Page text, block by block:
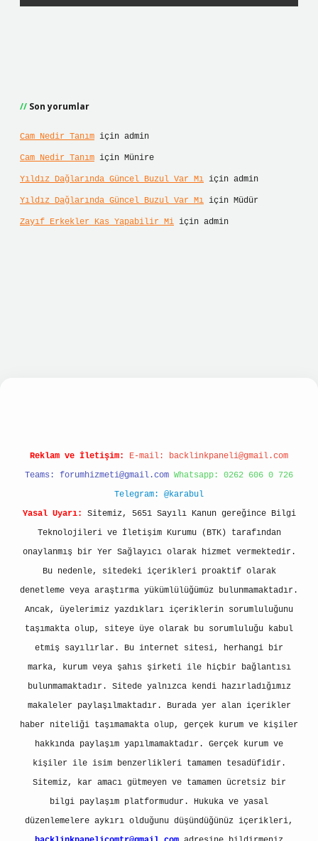
Son yorumlar
Cam Nedir Tanım için admin
Cam Nedir Tanım için Münire
Yıldız Dağlarında Güncel Buzul Var Mı için admin
Yıldız Dağlarında Güncel Buzul Var Mı için Müdür
Zayıf Erkekler Kas Yapabilir Mi için admin
Reklam ve İletişim: E-mail: backlinkpaneli@gmail.com
Teams: forumhizmeti@gmail.com Whatsapp: 0262 606 0 726
Telegram: @karabul
Yasal Uyarı:
Sitemiz, 5651 Sayılı Kanun gereğince Bilgi
Teknolojileri ve İletişim Kurumu (BTK) tarafından
onaylanmış bir Yer Sağlayıcı olarak hizmet vermektedir.
Bu nedenle, sitedeki içerikleri proaktif olarak
denetleme veya araştırma yükümlülüğümüz bulunmamaktadır.
Ancak, üyelerimiz yazdıkları içeriklerin sorumluluğunu
taşımakta olup, siteye üye olarak bu sorumluluğu kabul
etmiş sayılırlar. Bu internet sitesi, herhangi bir
marka, kurum veya şahıs şirketi ile hiçbir bağlantısı
bulunmamaktadır. Sitede yalnızca kendi hazırladığımız
makaleler paylaşılmaktadır. Burada yer alan içerikler
haber niteliği taşımamakta olup, gerçek kurum ve kişiler
hakkında paylaşım yapılmamaktadır. Gerçek kurum ve
kişiler ile isim benzerlikleri tamamen tesadüfidir.
Sitemiz, kar amacı gütmeyen ve tamamen ücretsiz bir
bilgi paylaşım platformudur. Hukuka ve yasal
düzenlemelere aykırı olduğunu düşündüğünüz içerikleri,